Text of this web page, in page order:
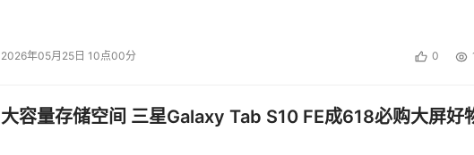
2026年05月25日 10点00分 0
大容量存储空间 三星Galaxy Tab S10 FE成618必购大屏好